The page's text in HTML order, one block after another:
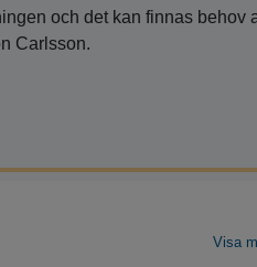
och det kan finnas behov
Carlsson.
Visa